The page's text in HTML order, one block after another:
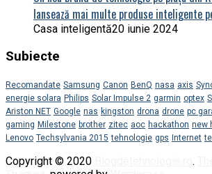
lansează mai multe produse inteligente
Casa inteligentă20 iunie 2024
Subiecte
Recomandate Samsung Canon BenQ nasa axis
energie solara Philips Solar Impulse 2 garmin optex
Ariston NET Google nas kingston drona drone pc
gaming Milestone brother zitec aoc hackathon new
Lenovo Techsylvania 2015 tehnologie gps Internet
Copyright © 2020 .